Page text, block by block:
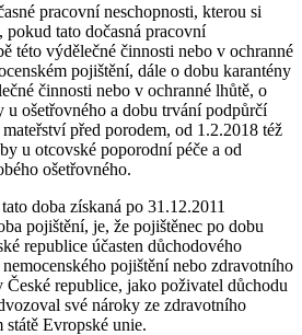
pracovní neschopnosti, kterou si
tato dočasná pracovní
této výdělečné činnosti nebo v ochranné
pojištění, dále o dobu karantény
činnosti nebo v ochranné lhůtě, o
ošetřovného a dobu trvání podpůrčí
před porodem, od 1.2.2018 též
u otcovské poporodní péče a od
ošetřovného.
doba získaná po 31.12.2011
pojištění, je, že pojištěnec po dobu
republice účasten důchodového
pojištění nebo zdravotního
republice, jako poživatel důchodu
své nároky ze zdravotního
Evropské unie.